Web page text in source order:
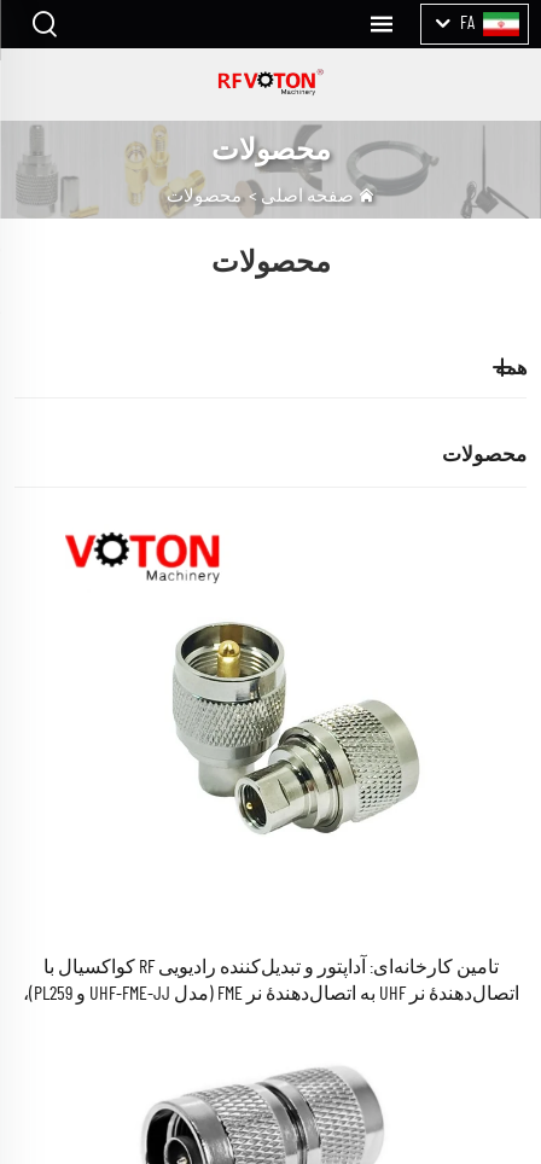
FA
محصولات
صفحه اصلی >محصولات
محصولات
همه
محصولات
تامین کارخانه‌ای: آداپتور و تبدیل‌کننده رادیویی RF کواکسیال با
اتصال‌دهندهٔ نر UHF به اتصال‌دهندهٔ نر FME (مدل UHF-FME-JJ و PL259)،